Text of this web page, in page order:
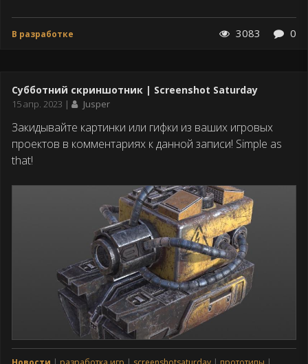
В разработке 3083 0
Субботний скриншотник | Screenshot Saturday
Дата
15 апр. 2023 Jusper
Закидывайте картинки или гифки из ваших игровых
проектов в комментариях к данной записи! Simple as
that!